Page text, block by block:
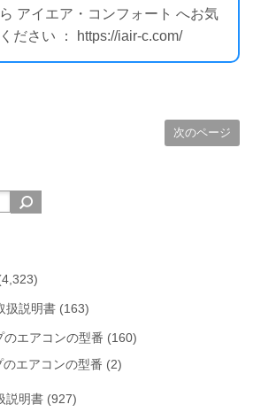
アイエア・コンフォート へお気
ださい ： https://iair-c.com/
次のページ
扱説明書 (163)
のエアコンの型番 (160)
エアコンの型番 (2)
説明書 (927)